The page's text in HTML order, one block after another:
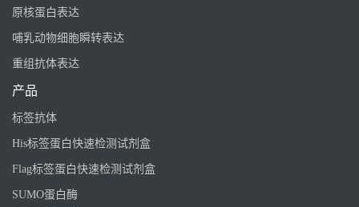
原核蛋白表达
哺乳动物细胞瞬转表达
重组抗体表达
产品
标签抗体
His标签蛋白快速检测试剂盒
Flag标签蛋白快速检测试剂盒
SUMO蛋白酶